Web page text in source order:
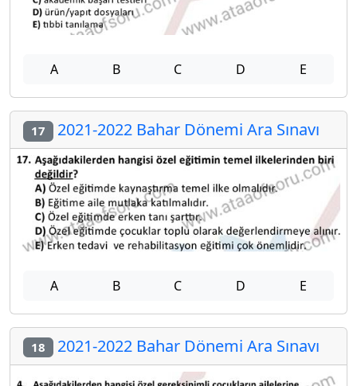
A B C D E
17 2021-2022 Bahar Dönemi Ara Sınavı
A B C D E
18 2021-2022 Bahar Dönemi Ara Sınavı